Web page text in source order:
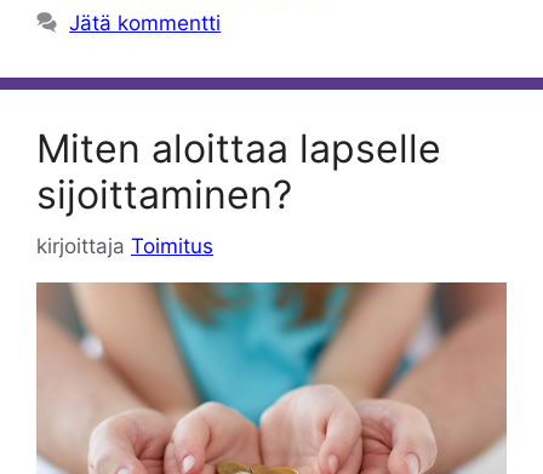
Jätä kommentti
Miten aloittaa lapselle
sijoittaminen?
kirjoittaja Toimitus